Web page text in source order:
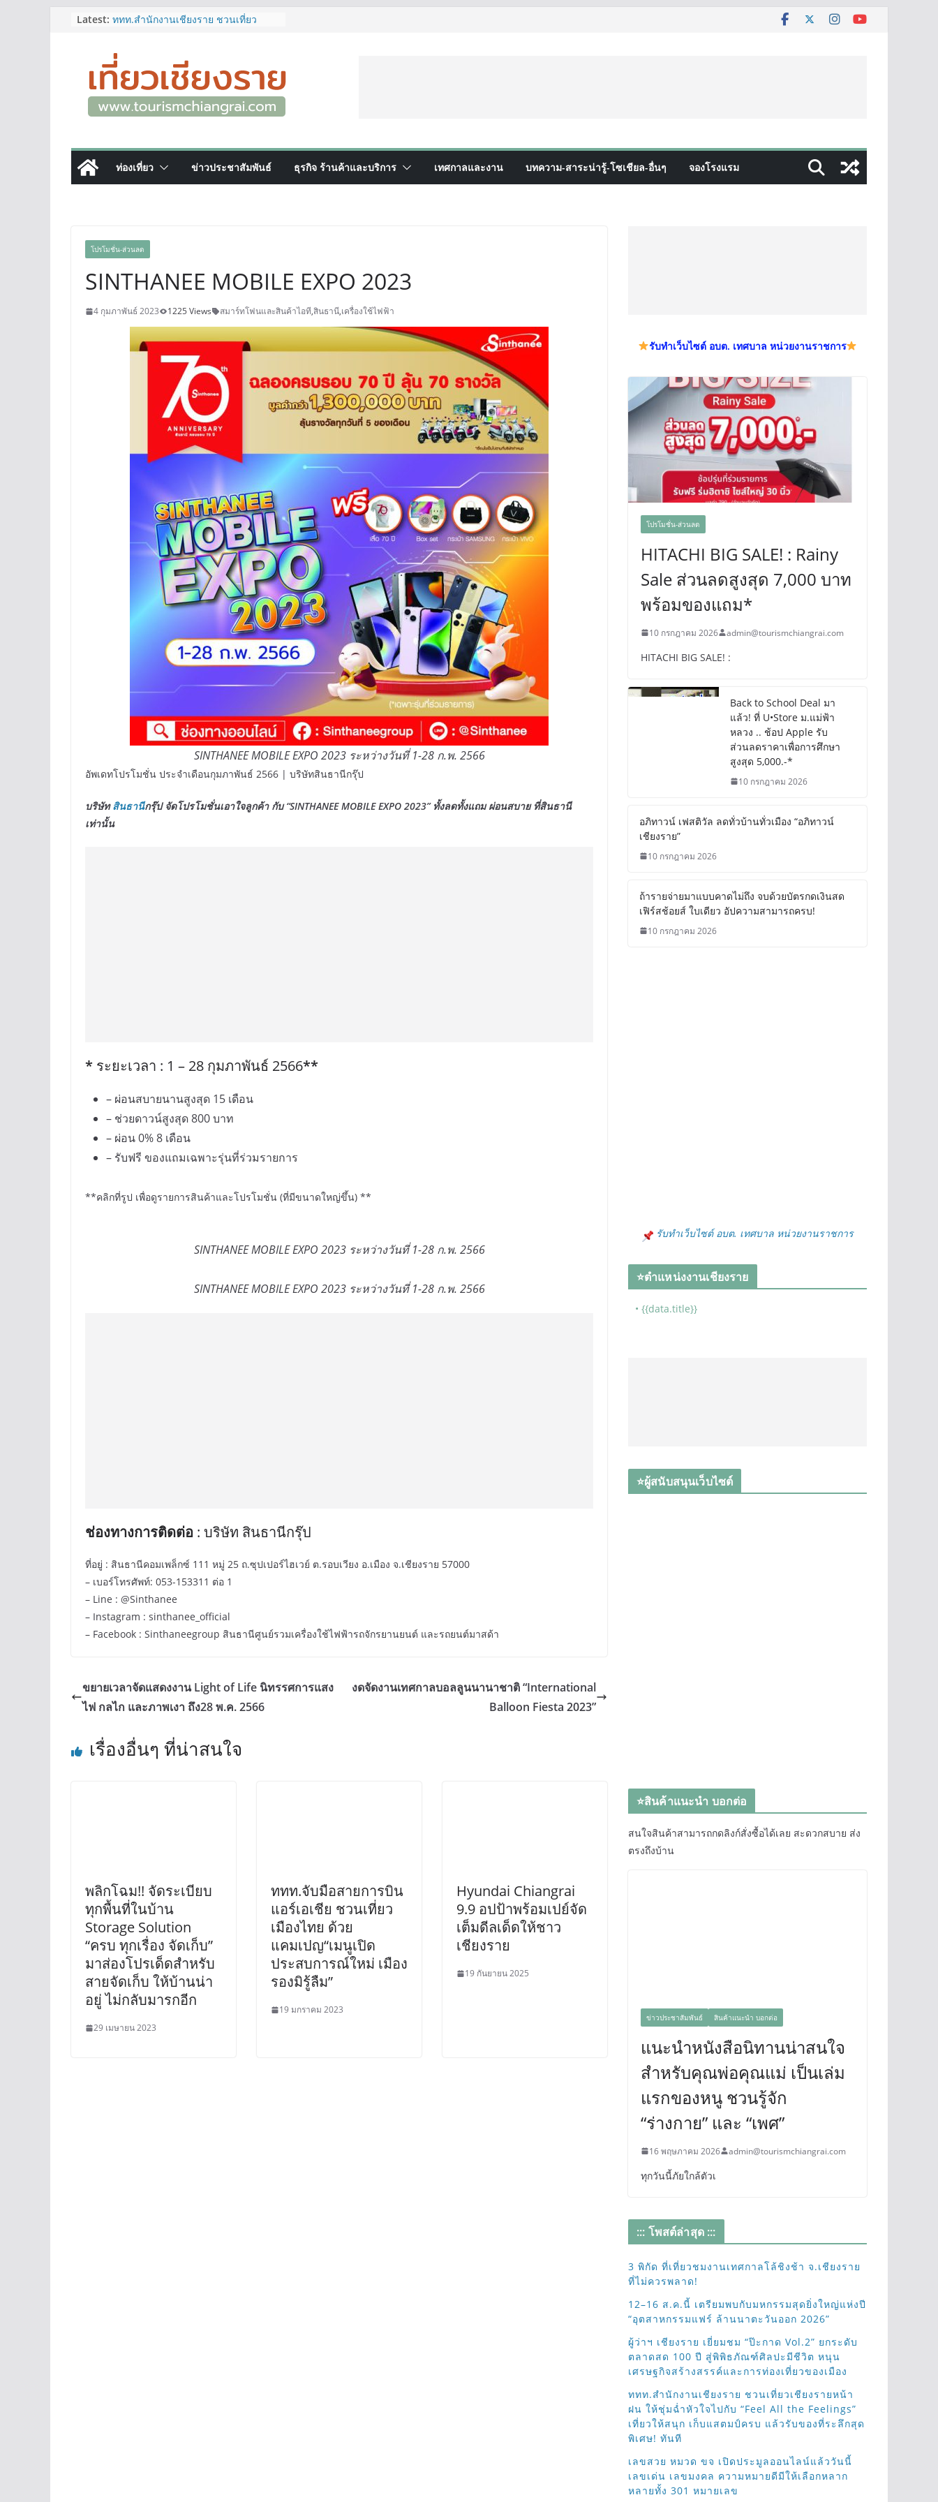
Latest:
ผู้ว่าฯ เชียงราย เยี่ยมชม “ป๊ะกาด Vol.2”
ยกระดับตลาดสด 100 ปี สู่พิพิธภัณฑ์
และการท่องเที่ยวของเมือง
ททท.สำนักงานเชียงราย ชวนเที่ยว
เชียงรายหน้าฝน ให้ชุ่มฉ่ำหัวใจไปกับ
“Feel All the Feelings” เที่ยวให้สนุก
เก็บแสตมป์ครบ แล้วรับของที่ระลึกสุด
แล้ววันนี้ เลขเด่น เลขมงคล ความหมาย
ดีมีให้เลือกหลากหลายทั้ง 301 หมายเลข
ท่องเที่ยว ข่าวประชาสัมพันธ์ ธุรกิจ ร้านค้าและบริการ เทศกาลและงาน บทความ-สาระน่ารู้-โซเชียล-อื่นๆ จองโรงแรม
โปรโมชั่น-ส่วนลด
SINTHANEE MOBILE EXPO 2023
4 กุมภาพันธ์ 2023 1225 Views สมาร์ทโฟนและสินค้าไอที,สินธานี,เครื่องใช้ไฟฟ้า
SINTHANEE MOBILE EXPO 2023 ระหว่างวันที่ 1-28 ก.พ. 2566
อัพเดทโปรโมชั่น ประจำเดือนกุมภาพันธ์ 2566 | บริษัทสินธานีกรุ๊ป
บริษัทสินธานีกรุ๊ป จัดโปรโมชั่นเอาใจลูกค้า กับ “SINTHANEE MOBILE EXPO 2023” ทั้งลดทั้งแถม ผ่อนสบาย ที่สินธานี
เท่านั้น
* ระยะเวลา : 1 – 28 กุมภาพันธ์ 2566**
– ผ่อนสบายนานสูงสุด 15 เดือน
– ช่วยดาวน์สูงสุด 800 บาท
– ผ่อน 0% 8 เดือน
– รับฟรี ของแถมเฉพาะรุ่นที่ร่วมรายการ
**คลิกที่รูป เพื่อดูรายการสินค้าและโปรโมชั่น (ที่มีขนาดใหญ่ขึ้น) **
SINTHANEE MOBILE EXPO 2023 ระหว่างวันที่ 1-28 ก.พ. 2566
SINTHANEE MOBILE EXPO 2023 ระหว่างวันที่ 1-28 ก.พ. 2566
ช่องทางการติดต่อ : บริษัท สินธานีกรุ๊ป
ที่อยู่ : สินธานีคอมเพล็กซ์ 111 หมู่ 25 ถ.ซุปเปอร์ไฮเวย์ ต.รอบเวียง อ.เมือง จ.เชียงราย 57000
– เบอร์โทรศัพท์: 053-153311 ต่อ 1
– Line : @Sinthanee
– Instagram : sinthanee_official
– Facebook : Sinthaneegroup สินธานีศูนย์รวมเครื่องใช้ไฟฟ้ารถจักรยานยนต์ และรถยนต์มาสด้า
ขยายเวลาจัดแสดงงาน Light of Life นิทรรศการแสง
ไฟ กลไก และภาพเงา ถึง28 พ.ค. 2566
งดจัดงานเทศกาลบอลลูนนานาชาติ “International
Balloon Fiesta 2023”
เรื่องอื่นๆ ที่น่าสนใจ
พลิกโฉม!! จัดระเบียบ
ทุกพื้นที่ในบ้าน
Storage Solution
“ครบ ทุกเรื่อง จัดเก็บ”
มาส่องโปรเด็ดสำหรับ
สายจัดเก็บ ให้บ้านน่า
อยู่ ไม่กลับมารกอีก
29 เมษายน 2023
ททท.จับมือสายการบิน
แอร์เอเชีย ชวนเที่ยว
เมืองไทย ด้วย
แคมเปญ“เมนูเปิด
ประสบการณ์ใหม่ เมือง
รองมิรู้ลืม”
19 มกราคม 2023
Hyundai Chiangrai
9.9 อปป้าพร้อมเปย์จัด
เต็มดีลเด็ดให้ชาว
เชียงราย
19 กันยายน 2025
รับทำเว็บไซต์ อบต. เทศบาล หน่วยงานราชการ
โปรโมชั่น-ส่วนลด
HITACHI BIG SALE! : Rainy
Sale ส่วนลดสูงสุด 7,000 บาท
พร้อมของแถม*
10 กรกฎาคม 2026 admin@tourismchiangrai.com
HITACHI BIG SALE! :
Back to School Deal มา
แล้ว! ที่ U•Store ม.แม่ฟ้า
หลวง .. ช้อป Apple รับ
ส่วนลดราคาเพื่อการศึกษา
สูงสุด 5,000.-*
10 กรกฎาคม 2026
อภิทาวน์ เฟสติวัล ลดทั่วบ้าน
ถ้ารายจ่ายมาแบบคาดไม่ถึง จบด้วยบัตรกดเงินสด
เฟิร์สช้อยส์ ใบเดียว อัปความสามารถครบ!
10 กรกฎาคม 2026
รับทำเว็บไซต์ อบต. เทศบาล หน่วยงานราชการ
⭐ตำแหน่งงานเชียงราย
• {{data.title}}
⭐ผู้สนับสนุนเว็บไซต์
⭐สินค้าแนะนำ บอกต่อ
สนใจสินค้าสามารถกดลิงก์สั่งซื้อได้เลย สะดวกสบาย ส่ง
ตรงถึงบ้าน
ข่าวประชาสัมพันธ์ สินค้าแนะนำ บอกต่อ
แนะนำหนังสือนิทานน่าสนใจ
สำหรับคุณพ่อคุณแม่ เป็นเล่ม
แรกของหนู ชวนรู้จัก
“ร่างกาย” และ “เพศ”
16 พฤษภาคม 2026 admin@tourismchiangrai.com
ทุกวันนี้ภัยใกล้ตัวเ
::: โพสต์ล่าสุด :::
3 พิกัด ที่เที่ยวชมงานเทศกาลโล้ชิงช้า จ.เชียงราย
ที่ไม่ควรพลาด!
12–16 ส.ค.นี้ เตรียมพบกับมหกรรมสุดยิ่งใหญ่แห่งปี
“อุตสาหกรรมแฟร์ ล้านนาตะวันออก 2026”
ผู้ว่าฯ เชียงราย เยี่ยมชม “ป๊ะกาด Vol.2” ยกระดับ
ตลาดสด 100 ปี สู่พิพิธภัณฑ์ศิลปะมีชีวิต หนุน
เศรษฐกิจสร้างสรรค์และการท่องเที่ยวของเมือง
ททท.สำนักงานเชียงราย ชวนเที่ยวเชียงรายหน้า
ฝน ให้ชุ่มฉ่ำหัวใจไปกับ “Feel All the Feelings”
เที่ยวให้สนุก เก็บแสตมป์ครบ แล้วรับของที่ระลึกสุด
พิเศษ! ทันที
เลขสวย หมวด ขจ เปิดประมูลออนไลน์แล้ววันนี้
เลขเด่น เลขมงคล ความหมายดีมีให้เลือกหลาก
หลายทั้ง 301 หมายเลข